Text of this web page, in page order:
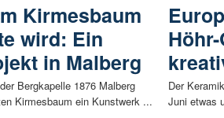
Kirmesbaum
wird: Ein
in Malberg
Bergkapelle 1876 Malberg
Kirmesbaum ein Kunstwerk ...
Der
Juni etwas